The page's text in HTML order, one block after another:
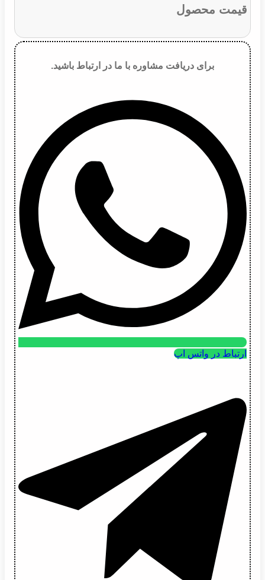
قیمت محصول
برای دریافت مشاوره با ما در ارتباط باشید.
ارتباط در واتس اپ